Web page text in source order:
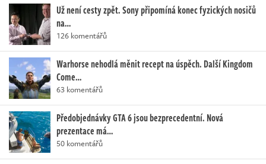
Už není cesty zpět. Sony připomíná konec fyzických nosičů
na…
126 komentářů
Warhorse nehodlá měnit recept na úspěch. Další Kingdom
Come…
63 komentářů
Předobjednávky GTA 6 jsou bezprecedentní. Nová
prezentace má…
50 komentářů